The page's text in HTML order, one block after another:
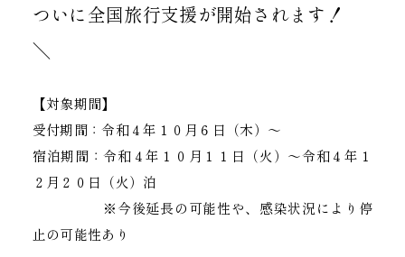
ついに全国旅行支援が開始されます！
＼
【対象期間】
受付期間：令和４年１０月６日（木）～
宿泊期間：令和４年１０月１１日（火）～令和４年１
２月２０日（火）泊
※今後延長の可能性や、感染状況により停
止の可能性あり